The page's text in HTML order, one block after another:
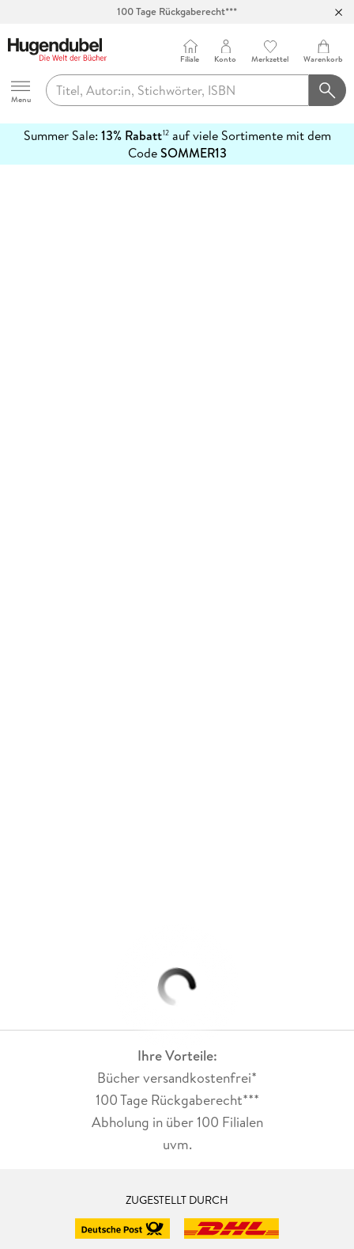
100 Tage Rückgaberecht***
Hugendubel
Menu
Filiale Konto Merkzettel Warenkorb
Summer Sale: 13% Rabatt12auf viele Sortimente mit dem
CodeSOMMER13
erfahren
Ihre Vorteile:
Bücher versandkostenfrei*
100 Tage Rückgaberecht***
Abholung in über 100 Filialen
uvm.
ZUGESTELLT DURCH